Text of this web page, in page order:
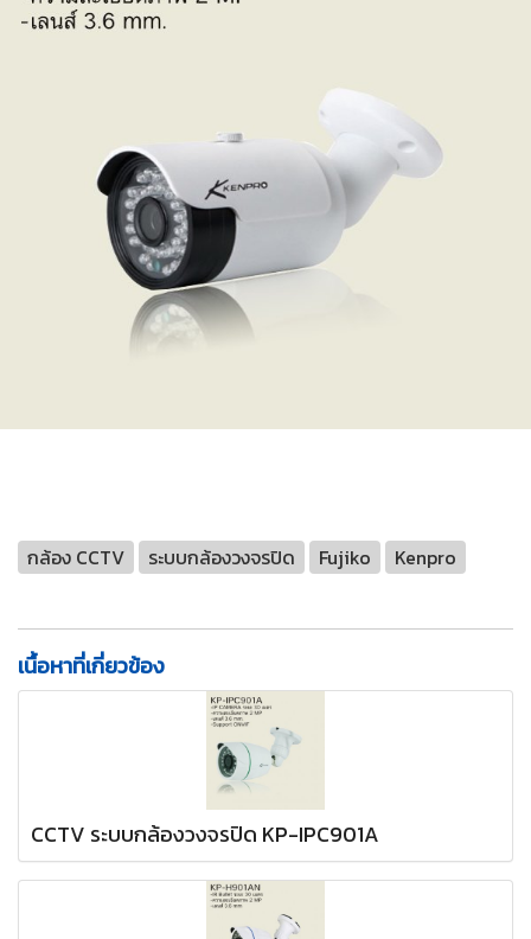
กล้อง CCTV ระบบกล้องวงจรปิด Fujiko Kenpro
เนื้อหาที่เกี่ยวข้อง
CCTV ระบบกล้องวงจรปิด KP-IPC901A